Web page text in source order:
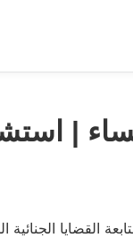
|
القضايا